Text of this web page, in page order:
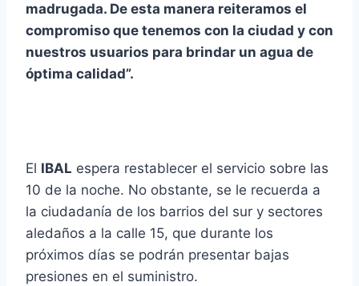
madrugada. De esta manera reiteramos el
compromiso que tenemos con la ciudad y con
nuestros usuarios para brindar un agua de
óptima calidad”.
El IBAL espera restablecer el servicio sobre las
10 de la noche. No obstante, se le recuerda a
la ciudadanía de los barrios del sur y sectores
aledaños a la calle 15, que durante los
próximos días se podrán presentar bajas
presiones en el suministro.